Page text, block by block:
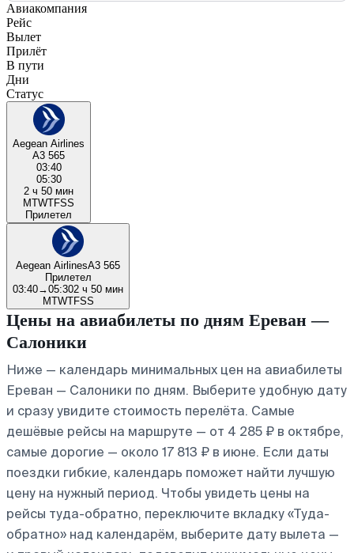
Авиакомпания
Рейс
Вылет
Прилёт
В пути
Дни
Статус
Aegean Airlines
A3 565
03:40
05:30
2 ч 50 мин
MTWTFSS
Прилетел
Aegean AirlinesA3 565
Прилетел
03:40→05:302 ч 50 мин
MTWTFSS
Цены на авиабилеты по дням Ереван —
Салоники
Ниже — календарь минимальных цен на авиабилеты
Ереван — Салоники по дням. Выберите удобную дату
и сразу увидите стоимость перелёта. Самые
дешёвые рейсы на маршруте — от 4 285 ₽ в октябре,
самые дорогие — около 17 813 ₽ в июне. Если даты
поездки гибкие, календарь поможет найти лучшую
цену на нужный период. Чтобы увидеть цены на
рейсы туда-обратно, переключите вкладку «Туда-
обратно» над календарём, выберите дату вылета —